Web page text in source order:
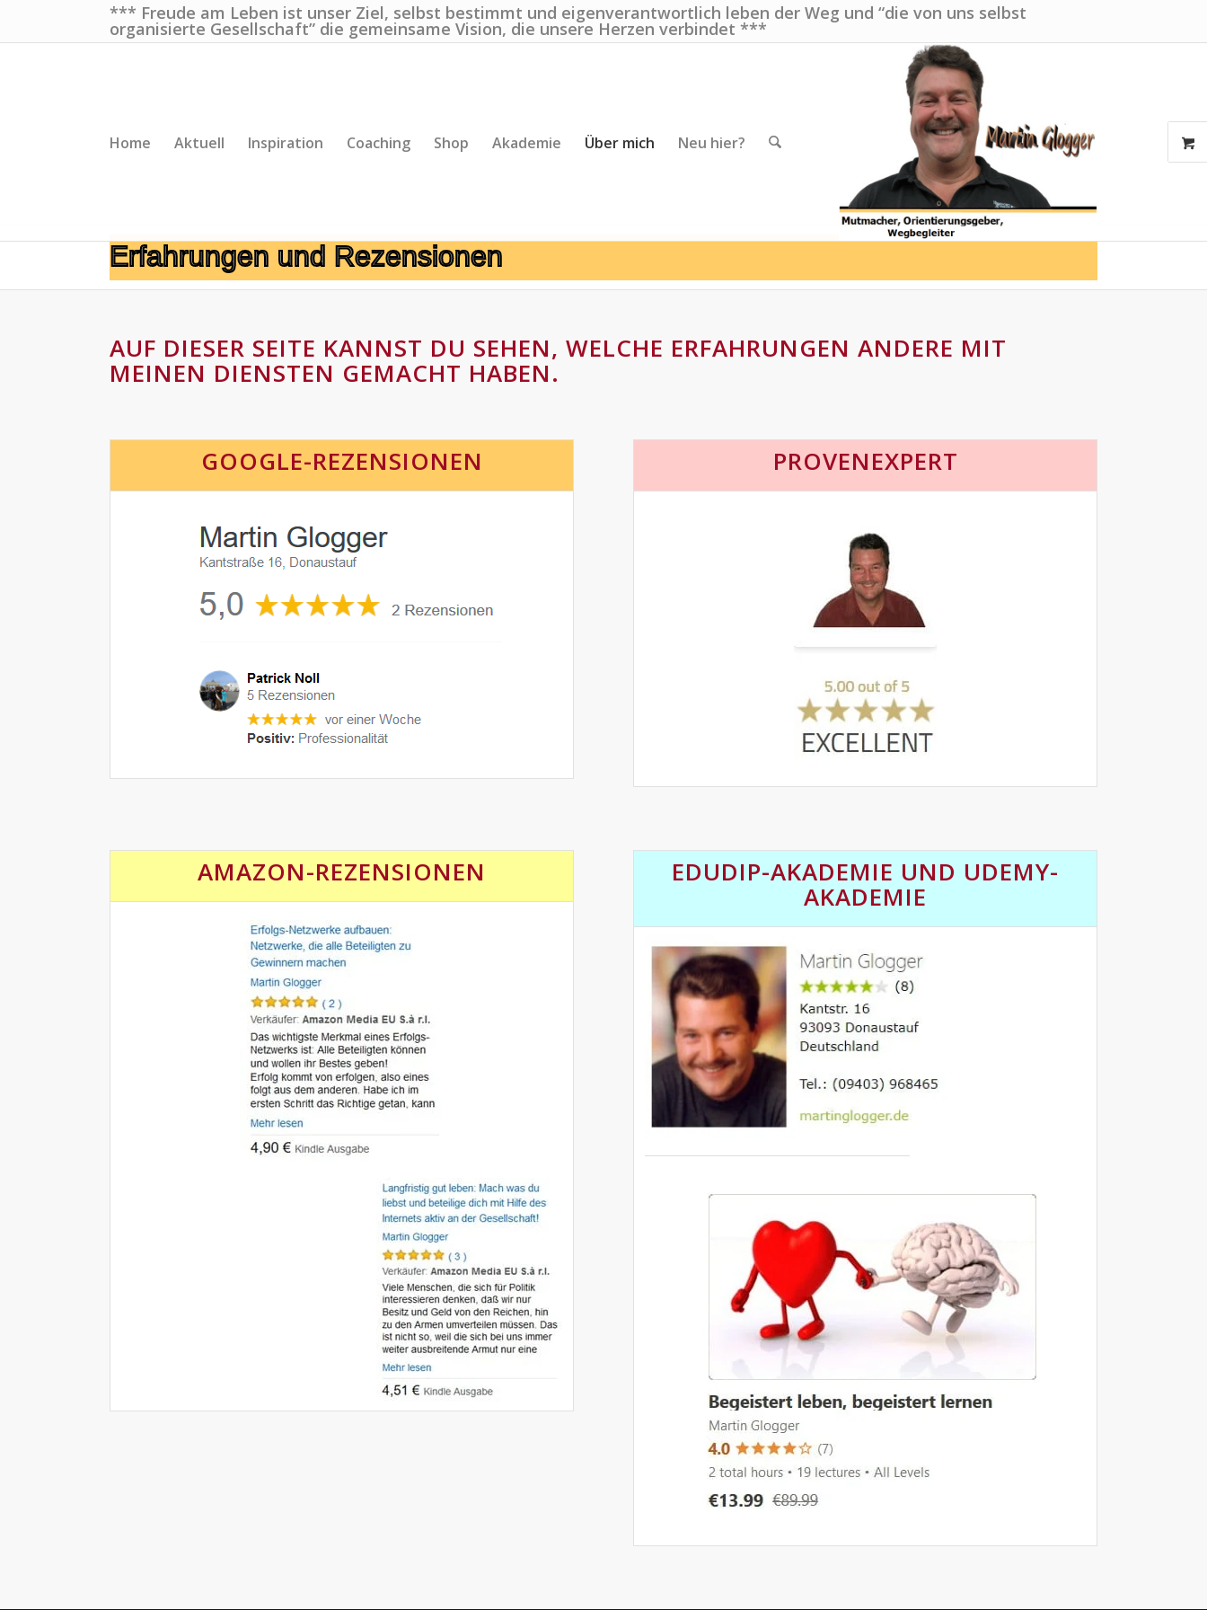
*** Freude am Leben ist unser Ziel, selbst bestimmt und eigenverantwortlich leben der Weg und “die von uns selbst
organisierte Gesellschaft” die gemeinsame Vision, die unsere Herzen verbindet ***
Home Aktuell Inspiration Coaching Shop Akademie Über mich Neu hier?
Erfahrungen und Rezensionen
AUF DIESER SEITE KANNST DU SEHEN, WELCHE ERFAHRUNGEN ANDERE MIT
MEINEN DIENSTEN GEMACHT HABEN.
GOOGLE-REZENSIONEN PROVENEXPERT
AMAZON-REZENSIONEN EDUDIP-AKADEMIE UND UDEMY-
AKADEMIE